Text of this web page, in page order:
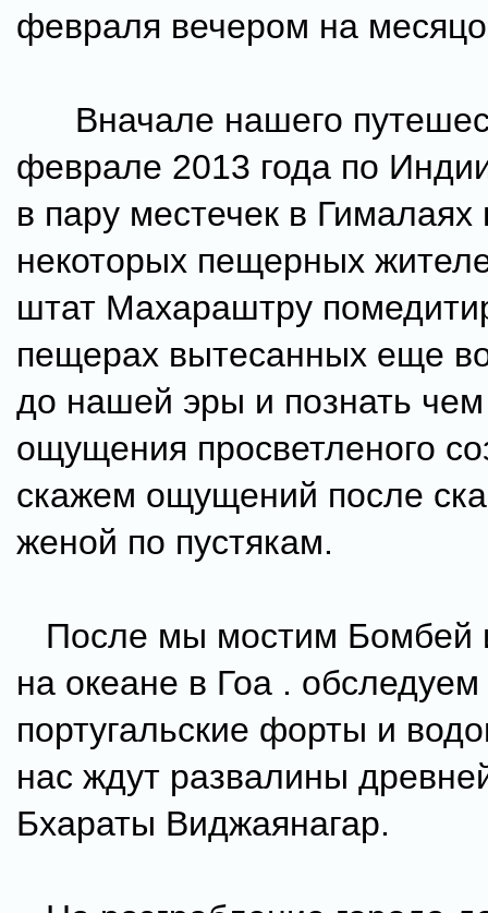
февраля вечером на
Вначале нашего
феврале 2013 года по
в пару местечек в Гималаях
некоторых пещерных
штат Махараштру
пещерах вытесанных еще
до нашей эры и познать
ощущения просветленого
скажем ощущений после
женой по пустякам.
После мы мостим Бомбей
на океане в Гоа .
португальские форты и
нас ждут развалины
Бхараты Виджаянагар.